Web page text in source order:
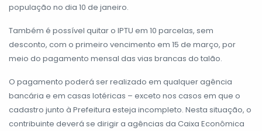
população no dia 10 de janeiro.
Também é possível quitar o IPTU em 10 parcelas, sem
desconto, com o primeiro vencimento em 15 de março, por
meio do pagamento mensal das vias brancas do talão.
O pagamento poderá ser realizado em qualquer agência
bancária e em casas lotéricas – exceto nos casos em que o
cadastro junto à Prefeitura esteja incompleto. Nesta situação, o
contribuinte deverá se dirigir a agências da Caixa Econômica